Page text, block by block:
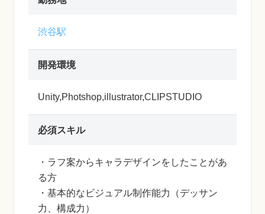
渋谷駅
開発環境
Unity,Photshop,illustrator,CLIPSTUDIO
必須スキル
・ラフ案からキャラデザインをしたことがあ
る方
・基本的なビジュアル制作能力（デッサン
力、構成力）